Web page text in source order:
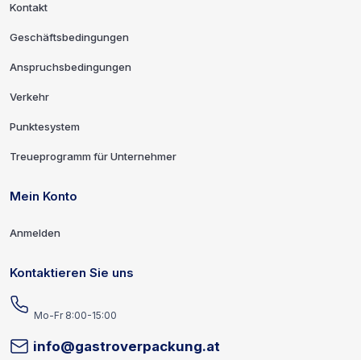
Kontakt
Geschäftsbedingungen
Anspruchsbedingungen
Verkehr
Punktesystem
Treueprogramm für Unternehmer
Mein Konto
Anmelden
Kontaktieren Sie uns
Mo-Fr 8:00-15:00
info@gastroverpackung.at